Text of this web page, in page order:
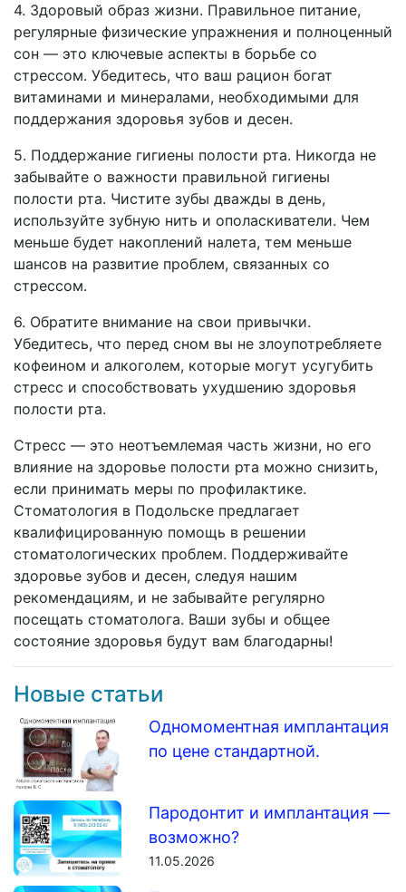
4. Здоровый образ жизни. Правильное питание,
регулярные физические упражнения и полноценный
сон — это ключевые аспекты в борьбе со
стрессом. Убедитесь, что ваш рацион богат
витаминами и минералами, необходимыми для
поддержания здоровья зубов и десен.
5. Поддержание гигиены полости рта. Никогда не
забывайте о важности правильной гигиены
полости рта. Чистите зубы дважды в день,
используйте зубную нить и ополаскиватели. Чем
меньше будет накоплений налета, тем меньше
шансов на развитие проблем, связанных со
стрессом.
6. Обратите внимание на свои привычки.
Убедитесь, что перед сном вы не злоупотребляете
кофеином и алкоголем, которые могут усугубить
стресс и способствовать ухудшению здоровья
полости рта.
Стресс — это неотъемлемая часть жизни, но его
влияние на здоровье полости рта можно снизить,
если принимать меры по профилактике.
Стоматология в Подольске предлагает
квалифицированную помощь в решении
стоматологических проблем. Поддерживайте
здоровье зубов и десен, следуя нашим
рекомендациям, и не забывайте регулярно
посещать стоматолога. Ваши зубы и общее
состояние здоровья будут вам благодарны!
Новые статьи
Одномоментная имплантация
по цене стандартной.
Пародонтит и имплантация —
возможно?
11.05.2026